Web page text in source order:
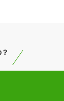
当日予約